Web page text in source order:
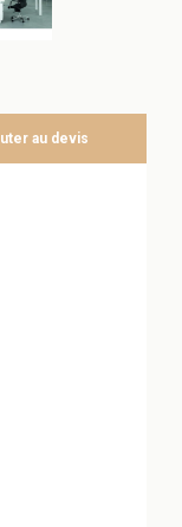
au devis